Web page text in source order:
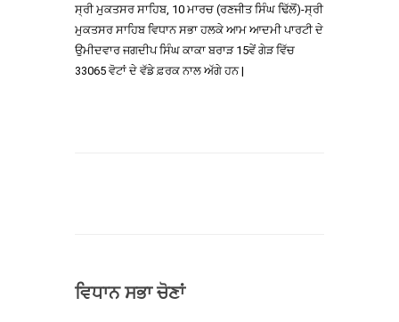
ਸ੍ਰੀ ਮੁਕਤਸਰ ਸਾਹਿਬ, 10 ਮਾਰਚ (ਰਣਜੀਤ ਸਿੰਘ ਢਿੱਲੋਂ)-ਸ੍ਰੀ
ਮੁਕਤਸਰ ਸਾਹਿਬ ਵਿਧਾਨ ਸਭਾ ਹਲਕੇ ਆਮ ਆਦਮੀ ਪਾਰਟੀ ਦੇ
ਉਮੀਦਵਾਰ ਜਗਦੀਪ ਸਿੰਘ ਕਾਕਾ ਬਰਾੜ 15ਵੇਂ ਗੇੜ ਵਿੱਚ
33065 ਵੋਟਾਂ ਦੇ ਵੱਡੇ ਫ਼ਰਕ ਨਾਲ ਅੱਗੇ ਹਨ |
ਵਿਧਾਨ ਸਭਾ ਚੋਣਾਂ